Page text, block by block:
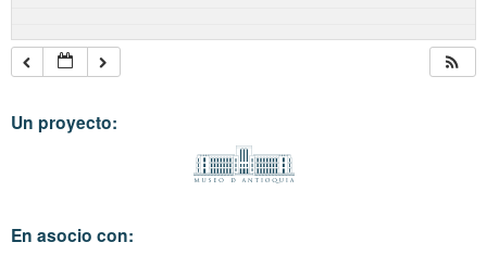
Un proyecto:
En asocio con: